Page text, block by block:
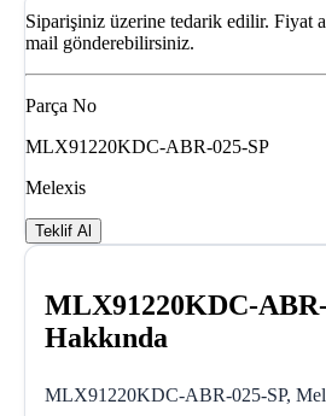
Siparişiniz üzerine tedarik edilir. Fiyat
mail gönderebilirsiniz.
Parça No
MLX91220KDC-ABR-025-SP
Melexis
Teklif Al
MLX91220KDC-
Hakkında
MLX91220KDC-ABR-025-SP,